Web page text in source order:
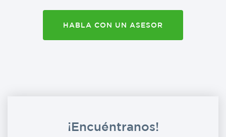
HABLA CON UN ASESOR
¡Encuéntranos!